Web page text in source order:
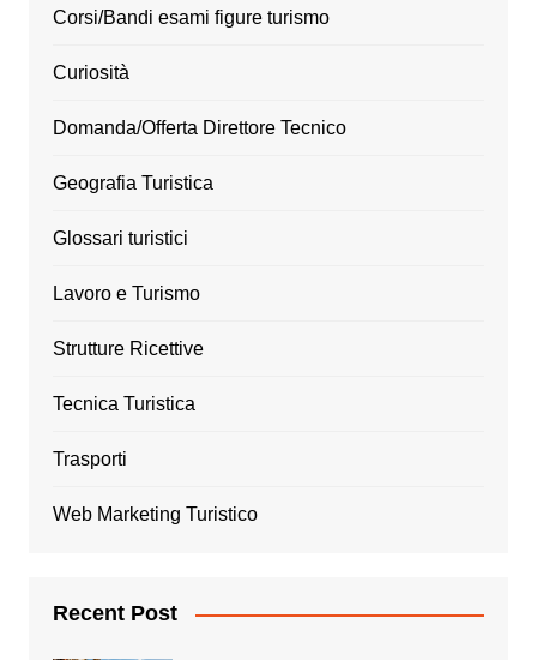
Corsi/Bandi esami figure turismo
Curiosità
Domanda/Offerta Direttore Tecnico
Geografia Turistica
Glossari turistici
Lavoro e Turismo
Strutture Ricettive
Tecnica Turistica
Trasporti
Web Marketing Turistico
Recent Post